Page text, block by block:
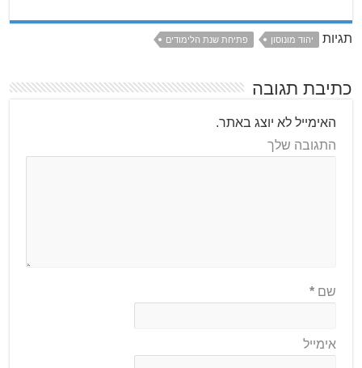
תגיות יהוד מונוסון פתיחת שנת הלימודים
כתיבת תגובה
האימייל לא יוצג באתר.
התגובה שלך
שם*
אימייל